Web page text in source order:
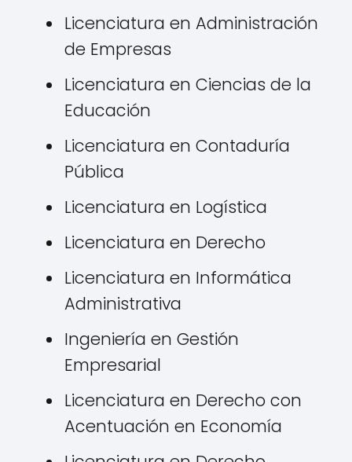
Licenciatura en Administración
de Empresas
Licenciatura en Ciencias de la
Educación
Licenciatura en Contaduría
Pública
Licenciatura en Logística
Licenciatura en Derecho
Licenciatura en Informática
Administrativa
Ingeniería en Gestión
Empresarial
Licenciatura en Derecho con
Acentuación en Economía